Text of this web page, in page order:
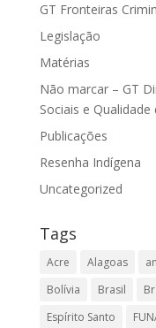
GT Fronteiras
Legislação
Matérias
Não marcar – GT
Sociais e Qualidade
Publicações
Resenha Indígena
Uncategorized
Tags
Acre Alagoas
Bolívia
Brasil
Espírito Santo